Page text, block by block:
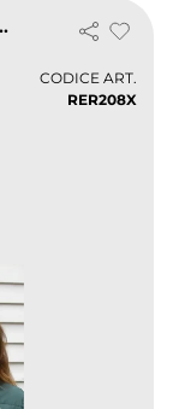
Poliestere 200g
CODICE ART.
RER208X